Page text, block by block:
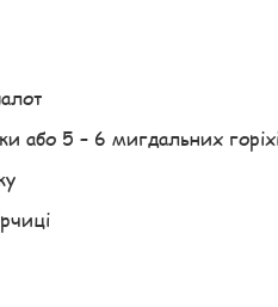
або 5 – 6 мигдальних